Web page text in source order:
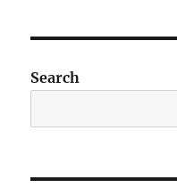
Search